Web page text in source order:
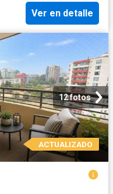
Ver en detalle
12 fotos
ACTUALIZADO